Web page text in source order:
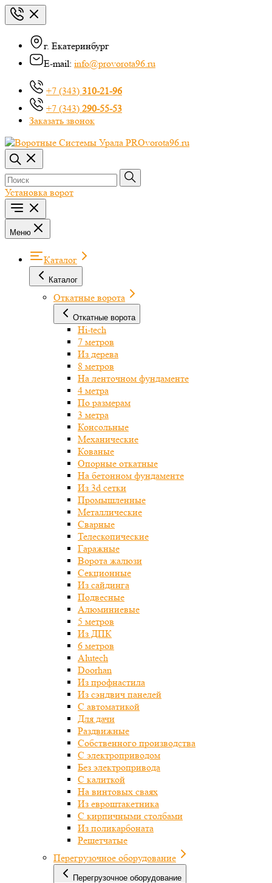
г. Екатеринбург
E-mail: info@provorota96.ru
+7 (343) 310-21-96
+7 (343) 290-55-53
Заказать звонок
Установка ворот
Меню
Каталог
Каталог
Откатные ворота
Откатные ворота
Hi-tech
7 метров
Из дерева
8 метров
На ленточном фундаменте
4 метра
По размерам
3 метра
Консольные
Механические
Кованые
Опорные откатные
На бетонном фундаменте
Из 3d сетки
Промышленные
Металлические
Сварные
Телескопические
Гаражные
Ворота жалюзи
Секционные
Из сайдинга
Подвесные
Алюминиевые
5 метров
Из ДПК
6 метров
Alutech
Doorhan
Из профнастила
Из сэндвич панелей
С автоматикой
Для дачи
Раздвижные
Собственного производства
С электроприводом
Без электропривода
С калиткой
На винтовых сваях
Из евроштакетника
С кирпичными столбами
Из поликарбоната
Решетчатые
Перегрузочное оборудование
Перегрузочное оборудование